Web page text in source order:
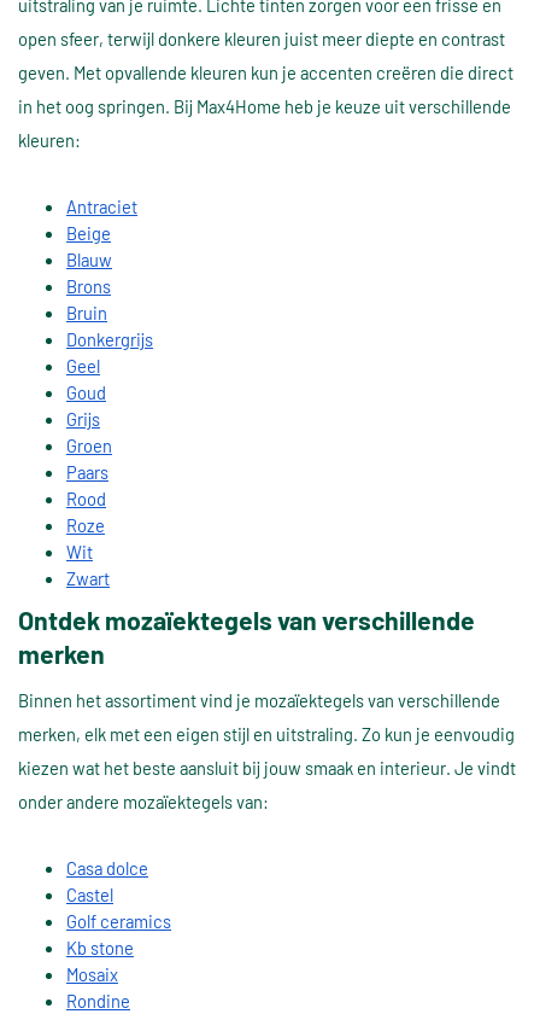
uitstraling van je ruimte. Lichte tinten zorgen voor een frisse en
open sfeer, terwijl donkere kleuren juist meer diepte en contrast
geven. Met opvallende kleuren kun je accenten creëren die direct
in het oog springen. Bij Max4Home heb je keuze uit verschillende
kleuren:
Antraciet
Beige
Blauw
Brons
Bruin
Donkergrijs
Geel
Goud
Grijs
Groen
Paars
Rood
Roze
Wit
Zwart
Ontdek mozaïektegels van verschillende
merken
Binnen het assortiment vind je mozaïektegels van verschillende
merken, elk met een eigen stijl en uitstraling. Zo kun je eenvoudig
kiezen wat het beste aansluit bij jouw smaak en interieur. Je vindt
onder andere mozaïektegels van:
Casa dolce
Castel
Golf ceramics
Kb stone
Mosaix
Rondine